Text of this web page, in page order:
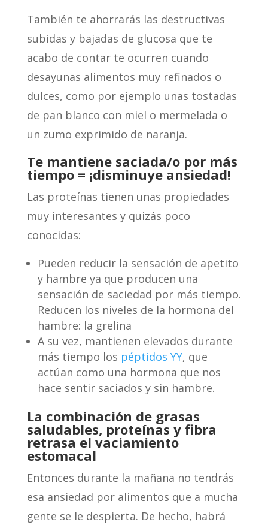
También te ahorrarás las destructivas
subidas y bajadas de glucosa que te
acabo de contar te ocurren cuando
desayunas alimentos muy refinados o
dulces, como por ejemplo unas tostadas
de pan blanco con miel o mermelada o
un zumo exprimido de naranja.
Te mantiene saciada/o por más
tiempo = ¡disminuye ansiedad!
Las proteínas tienen unas propiedades
muy interesantes y quizás poco
conocidas:
Pueden reducir la sensación de apetito
y hambre ya que producen una
sensación de saciedad por más tiempo.
Reducen los niveles de la hormona del
hambre: la grelina
A su vez, mantienen elevados durante
más tiempo los péptidos YY, que
actúan como una hormona que nos
hace sentir saciados y sin hambre.
La combinación de grasas
saludables, proteínas y fibra
retrasa el vaciamiento
estomacal
Entonces durante la mañana no tendrás
esa ansiedad por alimentos que a mucha
gente se le despierta. De hecho, habrá